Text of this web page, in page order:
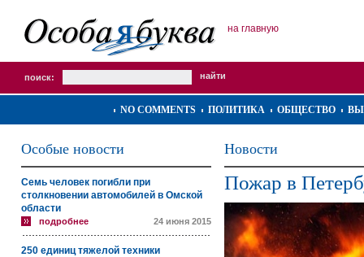
на главную
поиск:
NO COMMENTS ПОЛИТИКА ОБЩЕСТВО
Особые новости
Семь человек погибли при
столкновении автомобилей в Омской
области
подробнее 24 июня 2015
250 единиц тяжелой техники
Новости
Пожар в